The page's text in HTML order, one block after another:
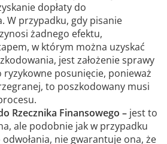
dopłaty do
W przypadku, gdy pisanie
żadnego efektu,
w którym można uzyskać
jest założenie sprawy
ryzykowne posunięcie, ponieważ
to poszkodowany musi
Rzecznika Finansowego – jest to
ale podobnie jak w przypadku
nie gwarantuje ona, że